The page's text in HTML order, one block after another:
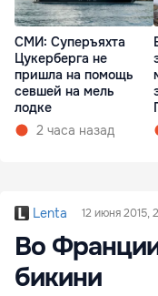
СМИ: Суперъяхта
Цукерберга не
пришла на помощь
севшей на мель
лодке
2 часа назад
Lenta 12 июня 2015,
Во
бикини